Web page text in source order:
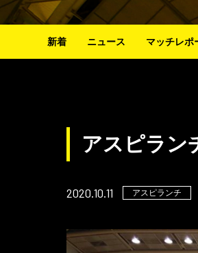
新着 ニュース マッチレポ
アスピラン
2020.10.11 アスピランチ